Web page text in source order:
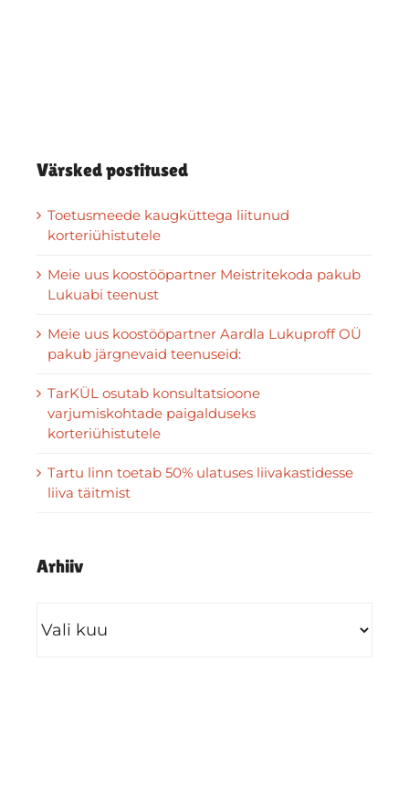
Värsked postitused
Toetusmeede kaugküttega liitunud
korteriühistutele
Meie uus koostööpartner Meistritekoda pakub
Lukuabi teenust
Meie uus koostööpartner Aardla Lukuproff OÜ
pakub järgnevaid teenuseid:
TarKÜL osutab konsultatsioone
varjumiskohtade paigalduseks
korteriühistutele
Tartu linn toetab 50% ulatuses liivakastidesse
liiva täitmist
Arhiiv